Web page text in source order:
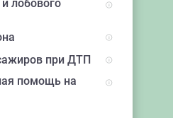
лобового
при ДТП
помощь на